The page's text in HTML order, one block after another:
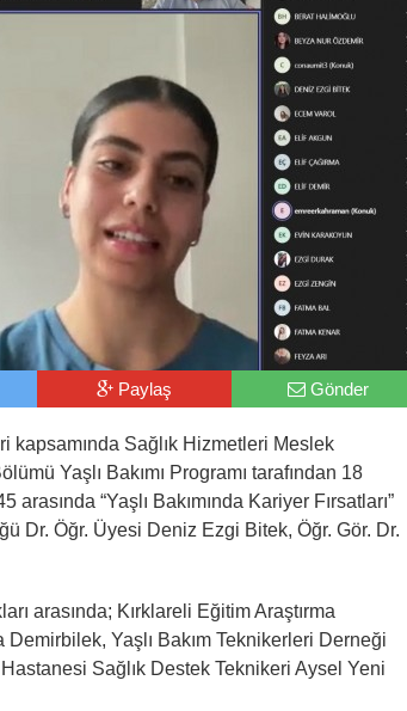
Paylaş Gönder
kapsamında Sağlık Hizmetleri Meslek
Yaşlı Bakımı Programı tarafından 18
“Yaşlı Bakımında Kariyer Fırsatları”
Dr. Öğr. Üyesi Deniz Ezgi Bitek, Öğr. Gör. Dr.
arasında; Kırklareli Eğitim Araştırma
Demirbilek, Yaşlı Bakım Teknikerleri Derneği
Sağlık Destek Teknikeri Aysel Yeni